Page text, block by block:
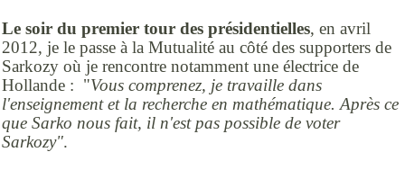
Le soir du premier tour des présidentielles, en avril
2012, je le passe à la Mutualité au côté des supporters de
Sarkozy où je rencontre notamment une électrice de
Hollande : "Vous comprenez, je travaille dans
l'enseignement et la recherche en mathématique. Après ce
que Sarko nous fait, il n'est pas possible de voter
Sarkozy".